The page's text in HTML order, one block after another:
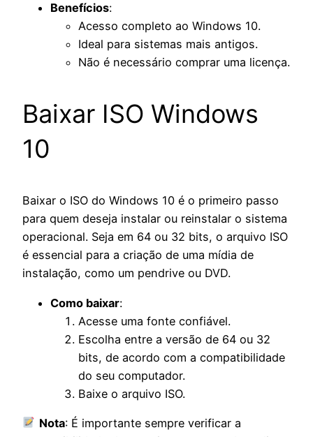
Benefícios:
Acesso completo ao Windows 10.
Ideal para sistemas mais antigos.
Não é necessário comprar uma licença.
Baixar ISO Windows
10
Baixar o ISO do Windows 10 é o primeiro passo
para quem deseja instalar ou reinstalar o sistema
operacional. Seja em 64 ou 32 bits, o arquivo ISO
é essencial para a criação de uma mídia de
instalação, como um pendrive ou DVD.
Como baixar:
Acesse uma fonte confiável.
Escolha entre a versão de 64 ou 32
bits, de acordo com a compatibilidade
do seu computador.
Baixe o arquivo ISO.
Nota: É importante sempre verificar a